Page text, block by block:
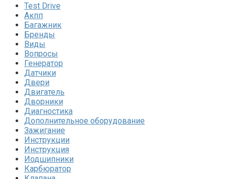
Test Drive
Акпп
Багажник
Бренды
Виды
Вопросы
Генератор
Датчики
Двери
Двигатель
Дворники
Диагностика
Дополнительное оборудование
Зажигание
Инструкции
Инструкция
Иодшипники
Карбюратор